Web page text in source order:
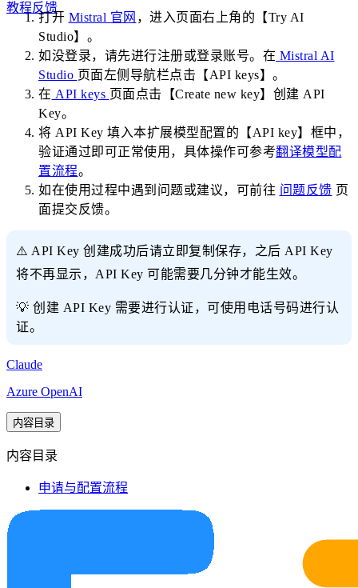
教程反馈
打开 Mistral 官网 ，进入页面右上角的【Try AI
Studio】。
如没登录，请先进行注册或登录账号。在 Mistral AI
Studio 页面左侧导航栏点击【API keys】。
在 API keys 页面点击【Create new key】创建 API
Key。
将 API Key 填入本扩展模型配置的【API key】框中，
验证通过即可正常使用，具体操作可参考翻译模型配
置流程。
如在使用过程中遇到问题或建议，可前往 问题反馈 页
面提交反馈。
⚠️ API Key 创建成功后请立即复制保存，之后 API Key
将不再显示，API Key 可能需要几分钟才能生效。
💡 创建 API Key 需要进行认证，可使用电话号码进行认
证。
Claude
Azure OpenAI
内容目录
内容目录
申请与配置流程